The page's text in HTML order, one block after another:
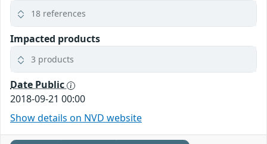
18 references
Impacted products
3 products
Date Public
2018-09-21 00:00
Show details on NVD website